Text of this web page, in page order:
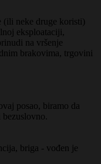
(ili neke druge koristi)
eksploataciji,
na vršenje
brakovima, trgovini
posao, biramo da
briga - vođen je